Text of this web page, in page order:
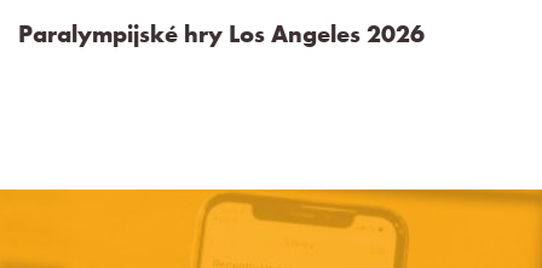
Paralympijské hry Los Angeles 2026